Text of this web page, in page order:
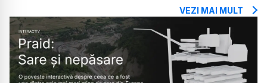
VEZI MAI MULT